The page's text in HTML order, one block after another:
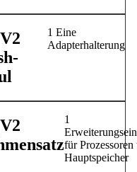
1 Eine
Adapterhalterung
1
für Prozessoren
Hauptspeicher